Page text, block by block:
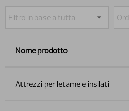
Nome prodotto
Attrezzi per letame e insilati